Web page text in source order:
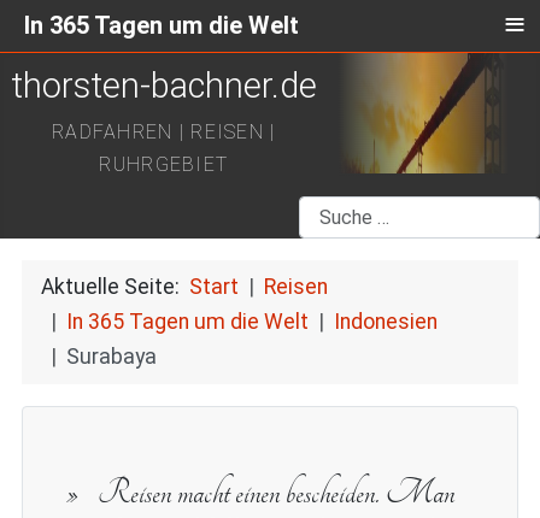
thorsten-bachner.de
RADFAHREN | REISEN |
RUHRGEBIET
Suchen
Aktuelle Seite: Start
Reisen
In 365 Tagen um die Welt
Indonesien
Surabaya
Reisen macht einen bescheiden. Man
In 365 Tagen um die Welt ≡